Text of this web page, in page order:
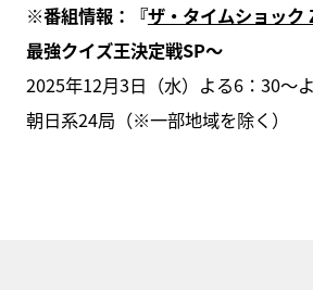
※番組情報：『ザ・タイムショック
最強クイズ王決定戦SP～
2025年12月3日（水）よる6：30～
朝日系24局（※一部地域を除く）